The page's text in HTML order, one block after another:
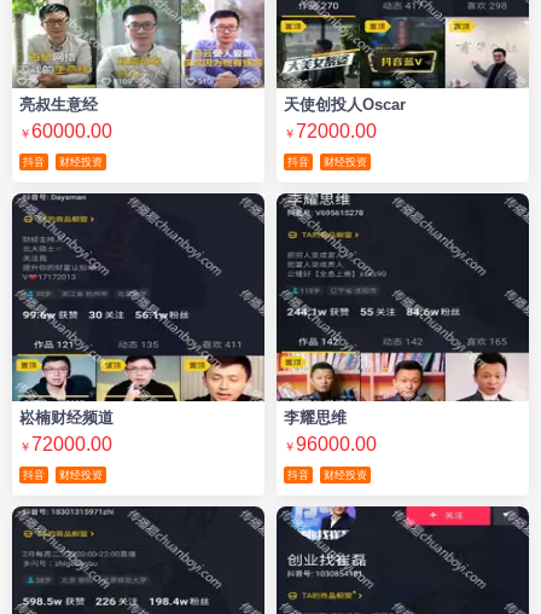
亮叔生意经
￥60000.00
抖音 财经投资
天使创投人Oscar
￥72000.00
抖音 财经投资
崧楠财经频道
￥72000.00
抖音 财经投资
李耀思维
￥96000.00
抖音 财经投资